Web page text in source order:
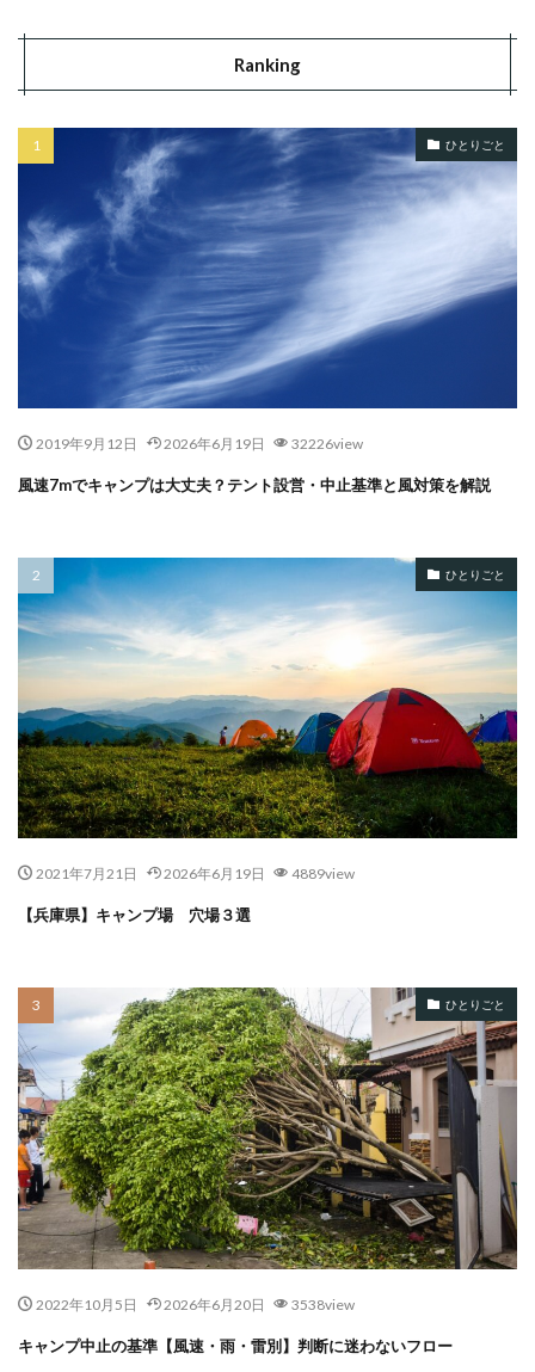
Ranking
ひとりごと
2019年9月12日 2026年6月19日 32226view
風速7mでキャンプは大丈夫？テント設営・中止基準と風対策を解説
ひとりごと
2021年7月21日 2026年6月19日 4889view
【兵庫県】キャンプ場 穴場３選
ひとりごと
2022年10月5日 2026年6月20日 3538view
キャンプ中止の基準【風速・雨・雷別】判断に迷わないフロー